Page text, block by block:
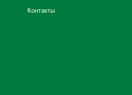
Контакты